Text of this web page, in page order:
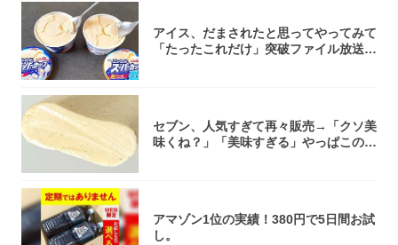
アイス、だまされたと思ってやってみて
「たったこれだけ」突破ファイル放送で
セブン、人気すぎて再々販売→「クソ美
味くね？」「美味すぎる」やっぱこのク
アマゾン1位の実績！380円で5日間お試
し。